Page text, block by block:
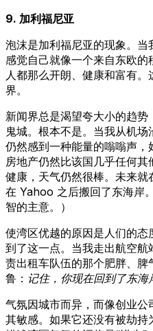
9. 加利福尼亚
泡沫是加利福尼亚的现象。
感觉自己就像一个来自东欧
人都那么开朗、健康和富有
界。
新闻界总是渴望夸大小的趋
鬼城。根本不是。当我从机
仍然感到一种能量的嗡嗡声，
房地产仍然比该国几乎任何
健康，天气仍然很棒。未来就
在 Yahoo 之后搬回了东海岸
智的主意。）
使湾区优越的原因是人们的
到了这一点。当我走出航空
责出租车队伍的那个肥胖、
鲁： 记住，你现在回到了东海
气氛因城市而异，而像创业
其敏感。如果它还没有被劫